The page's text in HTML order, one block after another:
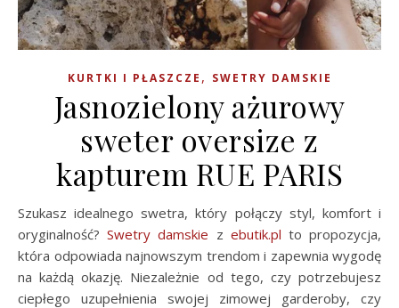
KURTKI I PŁASZCZE , SWETRY DAMSKIE
Jasnozielony ażurowy
sweter oversize z
kapturem RUE PARIS
Szukasz idealnego swetra, który połączy styl, komfort i
oryginalność?Swetry damskie z ebutik.pl to propozycja,
która odpowiada najnowszym trendom i zapewnia wygodę
na każdą okazję. Niezależnie od tego, czy potrzebujesz
ciepłego uzupełnienia swojej zimowej garderoby, czy